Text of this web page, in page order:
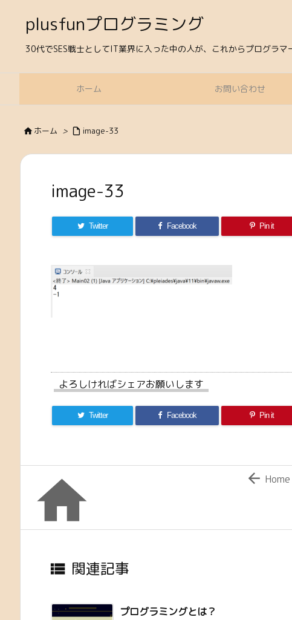
plusfunプログラミング
30代でSES戦士としてIT業界に入った中の人が、これからプログラ
ホーム お問い合わせ
 ホーム >  image-33
image-33
Twitter Facebook Pin it
よろしければシェアお願いします
Twitter Facebook Pin it
  Home
 関連記事
プログラミングとは？